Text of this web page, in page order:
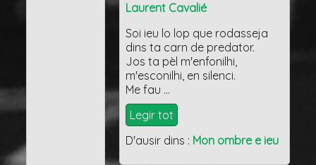
Laurent Cavalié
Soi ieu lo lop que rodasseja
dins ta carn de predator.
Jos ta pèl m'enfonilhi,
m'esconilhi, en silenci.
Me fau …
Legir tot
D'ausir dins : Mon ombre e ieu